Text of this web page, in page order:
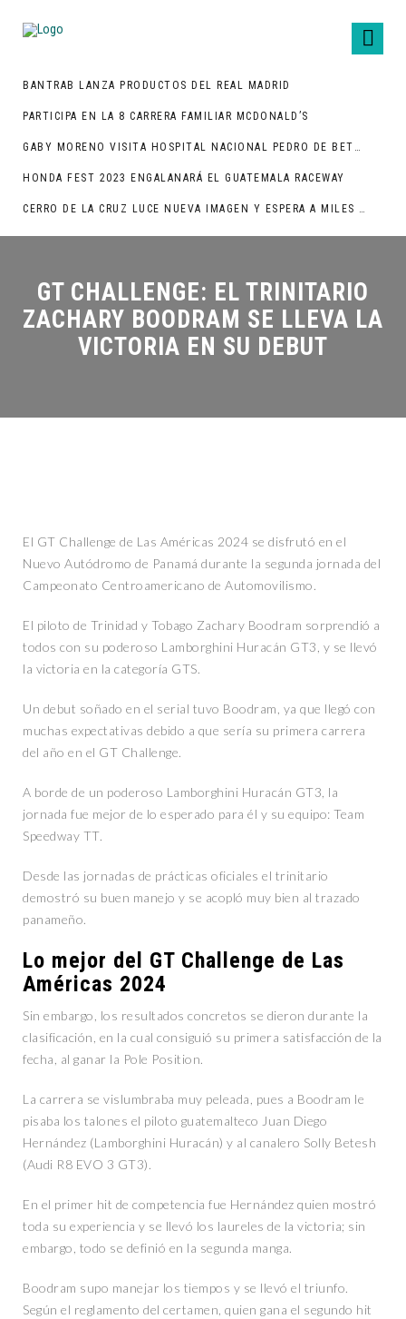
BANTRAB LANZA PRODUCTOS DEL REAL MADRID
PARTICIPA EN LA 8 CARRERA FAMILIAR MCDONALD’S
GABY MORENO VISITA HOSPITAL NACIONAL PEDRO DE BETHANCOURT
HONDA FEST 2023 ENGALANARÁ EL GUATEMALA RACEWAY
CERRO DE LA CRUZ LUCE NUEVA IMAGEN Y ESPERA A MILES DE TURISTAS
GT CHALLENGE: EL TRINITARIO
ZACHARY BOODRAM SE LLEVA LA
VICTORIA EN SU DEBUT
El GT Challenge de Las Américas 2024 se disfrutó en el
Nuevo Autódromo de Panamá durante la segunda jornada del
Campeonato Centroamericano de Automovilismo.
El piloto de Trinidad y Tobago Zachary Boodram sorprendió a
todos con su poderoso Lamborghini Huracán GT3, y se llevó
la victoria en la categoría GTS.
Un debut soñado en el serial tuvo Boodram, ya que llegó con
muchas expectativas debido a que sería su primera carrera
del año en el GT Challenge.
A borde de un poderoso Lamborghini Huracán GT3, la
jornada fue mejor de lo esperado para él y su equipo: Team
Speedway TT.
Desde las jornadas de prácticas oficiales el trinitario
demostró su buen manejo y se acopló muy bien al trazado
panameño.
Lo mejor del GT Challenge de Las
Américas 2024
Sin embargo, los resultados concretos se dieron durante la
clasificación, en la cual consiguió su primera satisfacción de la
fecha, al ganar la Pole Position.
La carrera se vislumbraba muy peleada, pues a Boodram le
pisaba los talones el piloto guatemalteco Juan Diego
Hernández (Lamborghini Huracán) y al canalero Solly Betesh
(Audi R8 EVO 3 GT3).
En el primer hit de competencia fue Hernández quien mostró
toda su experiencia y se llevó los laureles de la victoria; sin
embargo, todo se definió en la segunda manga.
Boodram supo manejar los tiempos y se llevó el triunfo.
Según el reglamento del certamen, quien gana el segundo hit